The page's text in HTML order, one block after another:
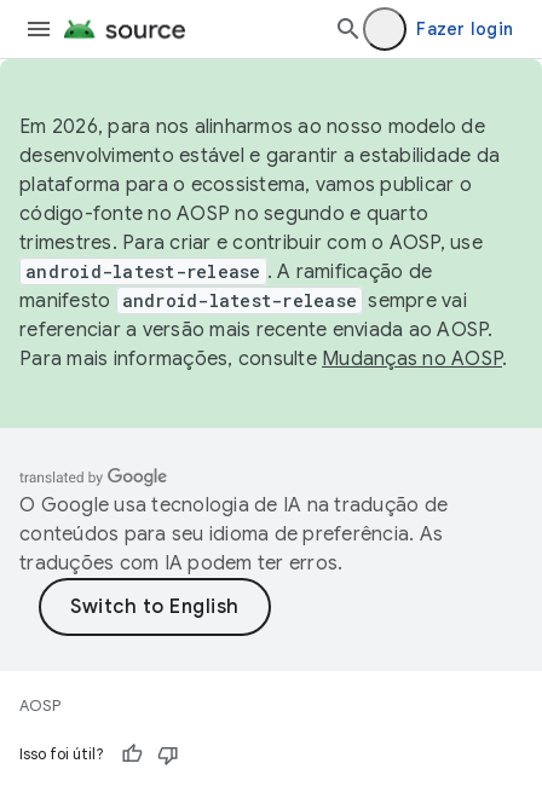
Fazer login
Em 2026, para nos alinharmos ao nosso modelo de
desenvolvimento estável e garantir a estabilidade da
plataforma para o ecossistema, vamos publicar o
código-fonte no AOSP no segundo e quarto
trimestres. Para criar e contribuir com o AOSP, use
android-latest-release . A ramificação de
manifesto
android-latest-release sempre vai
referenciar a versão mais recente enviada ao AOSP.
Para mais informações, consulte Mudanças no AOSP.
O Google usa tecnologia de IA na tradução de
conteúdos para seu idioma de preferência. As
traduções com IA podem ter erros.
AOSP
Isso foi útil?